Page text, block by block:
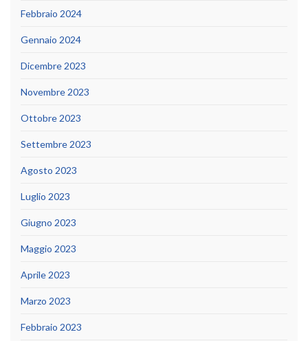
Febbraio 2024
Gennaio 2024
Dicembre 2023
Novembre 2023
Ottobre 2023
Settembre 2023
Agosto 2023
Luglio 2023
Giugno 2023
Maggio 2023
Aprile 2023
Marzo 2023
Febbraio 2023